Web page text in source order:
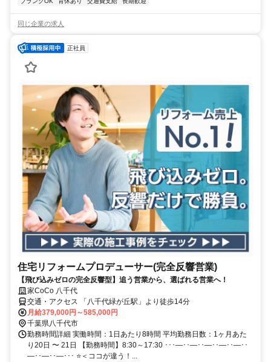
同じ企業の求人
正社員
住宅リフォームプロデューサー(完全反響営業)
【飛び込みゼロの完全反響型】追う営業から、選ばれる営業へ！
家CoCo 八千代
交通・アクセス 「八千代緑が丘駅」より徒歩14分
月給379,000円～585,000円
千葉県八千代市
勤務時間詳細 実働時間：1日あたり8時間 平均勤務日数：1ヶ月あた
り20日 〜 21日 【勤務時間】8:30～17:30 ･･･―･･―･･―･･―･･―･･
―･･―･･―･･･ ⭐＜ココが違う！...